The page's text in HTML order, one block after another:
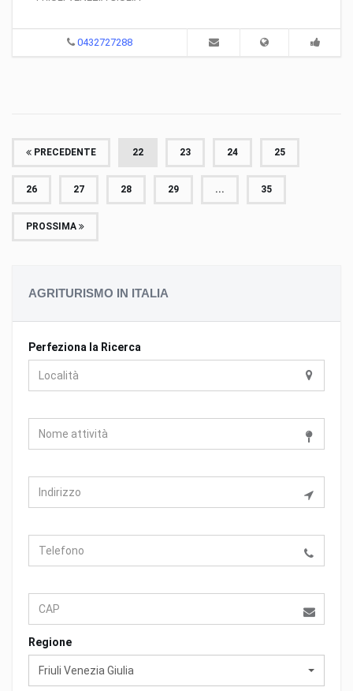
0432727288
PRECEDENTE 22 23 24 25
26 27 28 29 ... 35
PROSSIMA
AGRITURISMO IN ITALIA
Perfeziona la Ricerca
Regione
Friuli Venezia Giulia